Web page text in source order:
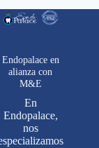
Endopalace en
alianza con
M&E
En
Endopalace,
nos